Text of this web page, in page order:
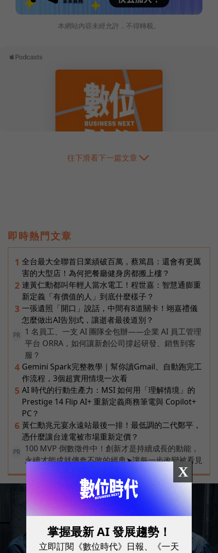
本網站內容未經允許，不得轉載。
往下滑看下一篇文章
即時熱門文章
1 全台最大全聯首日業績破百萬，蔡篤昌：還會有更厲
害的大型店！為何把餐廳健身房都搬上樓？
2 連黃仁勳都叫年輕人當水電工！程世嘉：智慧通膨重
新定義「有價值的人」到底什麼樣子？
3 一張遺照「開口」說話，中間有8道關卡！翊嘉禮儀
怎麼做出AI告別式，讓逝者最後道別？
PR
1 名員工、一支 AI 團隊全包辦——企業 AI 員工管理
平台 ORRA，如何讓新創公司撐起研發、銷售到客
服？
4 Gemini Spark完整教學｜幫你讀Gmail、自動跑完工
作流程，3個超實用情境一次看
5 AI 時代的行動生產力：MSI 如何用「理解情境」的
Prestige 14 Flip AI+ 重新定義商務筆電與 Copilot+
PC？
6 黃仁勳兆元宴永遠站最後一排！最低調的二代鄭平，
憑什麼讓台達電被市場重新定價？
PR
100 MVP 倒數徵件中！創新才是持續成長的動能，
永續才能成就傳奇不敗的經典➤讓每一步改變被看見
X
掌握最新 AI 發展趨勢！
立即訂閱《數位時代》日報、《一天